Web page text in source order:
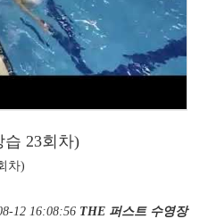
습 23회차)
차)
12 16:08:56 THE 퍼스트 수영장